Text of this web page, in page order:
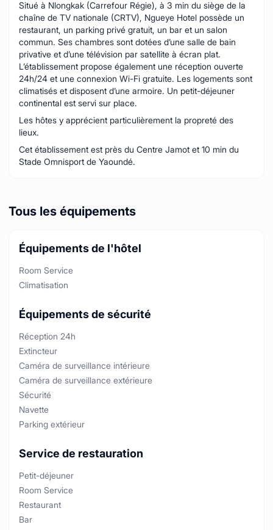
Situé à Nlongkak (Carrefour Régie), à 3 min du siège de la
chaîne de TV nationale (CRTV), Ngueye Hotel possède un
restaurant, un parking privé gratuit, un bar et un salon
commun. Ses chambres sont dotées d’une salle de bain
privative et d’une télévision par satellite à écran plat.
L’établissement propose également une réception ouverte
24h/24 et une connexion Wi-Fi gratuite. Les logements sont
climatisés et disposent d’une armoire. Un petit-déjeuner
continental est servi sur place.
Les hôtes y apprécient particulièrement la propreté des
lieux.
Cet établissement est près du Centre Jamot et 10 min du
Stade Omnisport de Yaoundé.
Tous les équipements
Équipements de l'hôtel
Room Service
Climatisation
Équipements de sécurité
Réception 24h
Extincteur
Caméra de surveillance intérieure
Caméra de surveillance extérieure
Sécurité
Navette
Parking extérieur
Service de restauration
Petit-déjeuner
Room Service
Restaurant
Bar